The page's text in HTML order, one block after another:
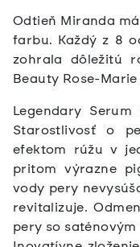
Odtieň Miranda
farbu. Každý z 8
zohrala dôležitú
Beauty Rose-Marie
Legendary
Starostlivosť o
efektom rúžu v
pritom výrazne
vody pery
revitalizuje.
pery so